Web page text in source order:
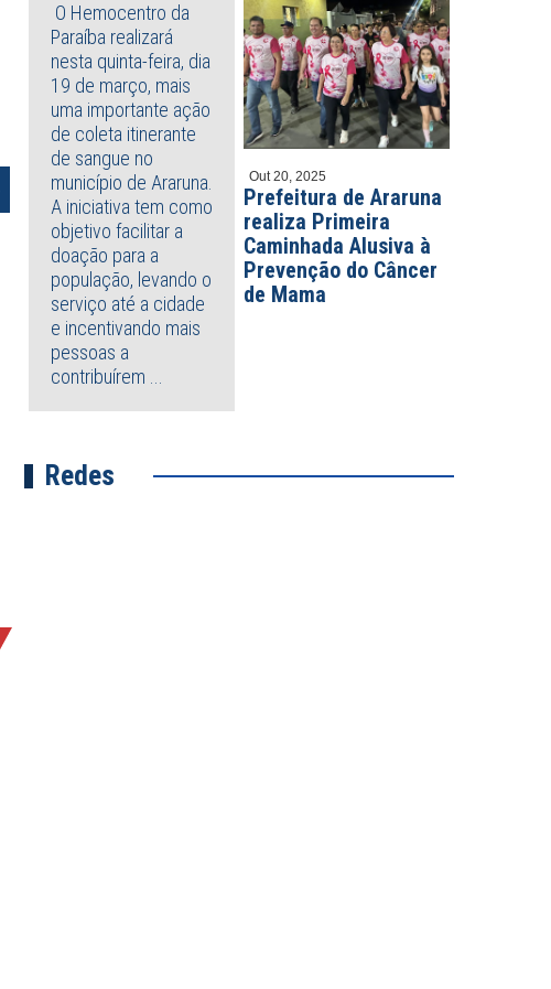
Secretaria de Educação de
Paraíba tem mais de 270
O Hemocentro da
Paraíba realizará
nesta quinta-feira, dia
19 de março, mais
uma importante ação
de coleta itinerante
de sangue no
município de Araruna.
A iniciativa tem como
objetivo facilitar a
doação para a
população, levando o
serviço até a cidade
e incentivando mais
pessoas a
contribuírem ...
Out 20, 2025
Prefeitura de Araruna
realiza Primeira
Caminhada Alusiva à
Prevenção do Câncer
de Mama
Redes